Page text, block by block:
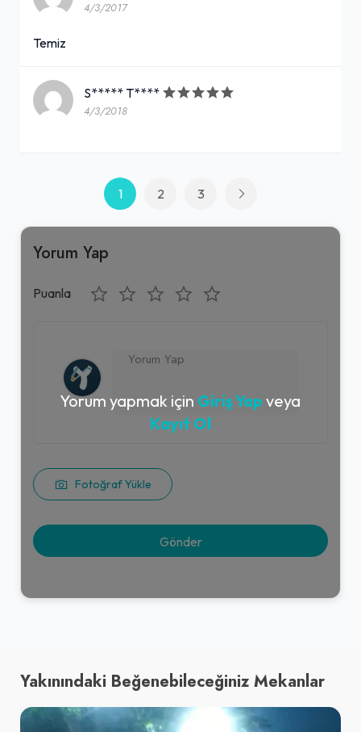
4/3/2017
Temiz
S***** T****
4/3/2018
1 2 3
Yorum Yap
Puanla
Fotoğraf Yükle
Yorum yapmak için Giriş Yap veya
Kayıt Ol
Yakınındaki Beğenebileceğiniz Mekanlar